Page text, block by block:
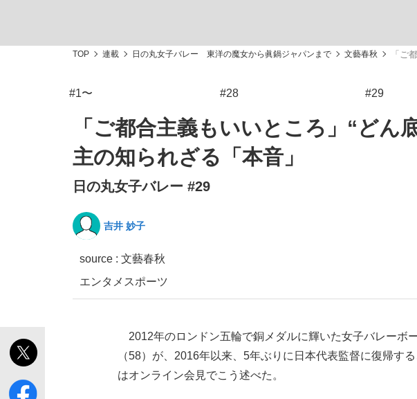
【独自】昭和の大女優・小川真由美（享年86）が鹿児島で3月に死去
TOP 連載 日の丸女子バレー 東洋の魔女から眞鍋ジャパンまで 文藝春秋 「ご
#1〜 #28 #29
「ご都合主義もいいところ」“どん
主の知られざる「本音」
日の丸女子バレー #29
吉井 妙子
source : 文藝春秋
エンタメ スポーツ
2012年のロンドン五輪で銅メダルに輝いた女子バレーボ
（58）が、2016年以来、5年ぶりに日本代表監督に復帰す
はオンライン会見でこう述べた。